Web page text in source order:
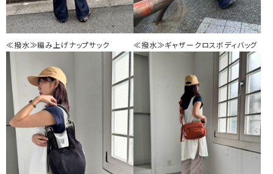
≪撥水≫編み上げナップサック ≪撥水≫ギャザークロスボディバッグ